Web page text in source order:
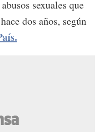
sexuales que
dos años, según